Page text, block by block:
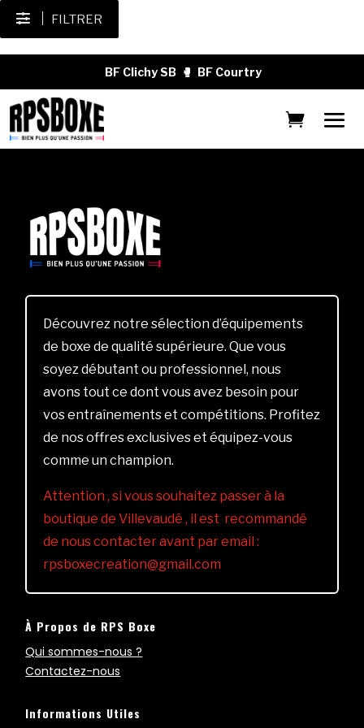
FILTRER
BF Clichy SB 🥊 BF Courtry
Découvrez notre sélection d’équipements
de boxe de qualité supérieure. Que vous
soyez débutant ou professionnel, nous
avons tout ce dont vous avez besoin pour
vos entraînements et compétitions. Profitez
de nos offres exclusives et équipez-vous
comme un champion.
Attention , si vous souhaitez passer à la
boutique de Villevaudé , il est recommandé
de nous contacter avant par email :
rpsboxecreation@gmail.com
À Propos de RPS Boxe
Qui sommes-nous ?
Contactez-nous
Informations Utiles